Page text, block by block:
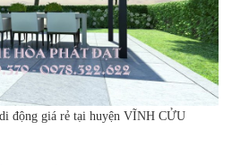
động giá rẻ tại huyện VĨNH CỬU